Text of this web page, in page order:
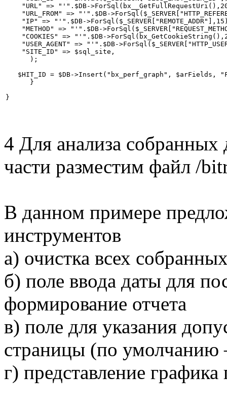
"URL" => "'".$DB-
"URL_FROM" => "'".$DB-
"IP" => "'".$DB-
"METHOD" => "'".$DB-
"COOKIES" => "'".$DB-
"USER_AGENT" => "'".$DB-
"SITE_ID" => $sql_site,
);
$HIT_ID = $DB->Insert("bx_perf_graph", $arFields,
}
4 Для анализа
части разместим файл /
В данном примере
инструментов
а) очистка всех
б) поле ввода даты для
формирование отчета
в) поле для указания
страницы (по умолчанию
г) представление